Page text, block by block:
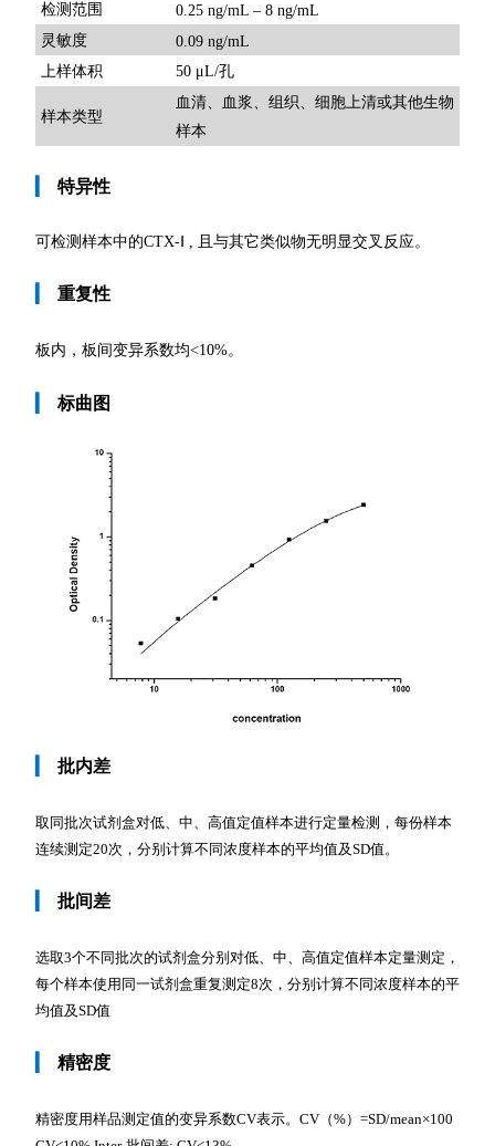
检测范围
0.25 ng/mL – 8 ng/mL
灵敏度
0.09 ng/mL
上样体积
50 μL/孔
样本类型
血清、血浆、组织、细胞上清或其他生物
样本
特异性
可检测样本中的CTX-Ⅰ , 且与其它类似物无明显交叉反应。
重复性
板内，板间变异系数均<10%。
标曲图
批内差
取同批次试剂盒对低、中、高值定值样本进行定量检测，每份样本
连续测定20次，分别计算不同浓度样本的平均值及SD值。
批间差
选取3个不同批次的试剂盒分别对低、中、高值定值样本定量测定，
每个样本使用同一试剂盒重复测定8次，分别计算不同浓度样本的平
均值及SD值
精密度
精密度用样品测定值的变异系数CV表示。CV（%）=SD/mean×100